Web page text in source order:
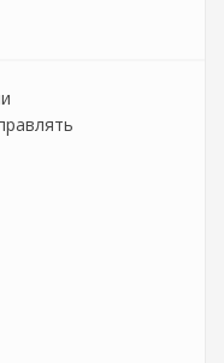
бесплатно от МТТ